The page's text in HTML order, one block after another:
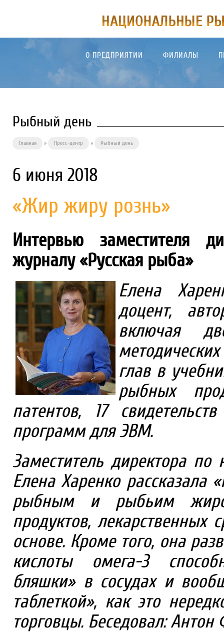
О ПРЕДПРИЯТИИ ФИЛИАЛЫ
Рыбный день
Главная » Пресс-центр » Рыбный день
6 июня 2018
«Жир жиру рознь»
Интервью заместителя
журналу «Русская рыба»
Елена
доцент,
включая
глав в
рыбных
патентов, 17
программ для ЭВМ.
Заместитель директора
Елена Харенко рассказала
рыбным и рыбьим
продуктов, лекарственных
основе. Кроме того, она
кислоты омега-3
бляшки» в сосудах и
таблеткой», как это
торговцы. Беседовал: